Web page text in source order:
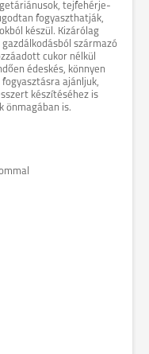
tejfehérje-
fogyaszthatják,
készül. Kizárólag
származó
cukor nélkül
édeskés, könnyen
ajánljuk,
készítéséhez is
önmagában is.